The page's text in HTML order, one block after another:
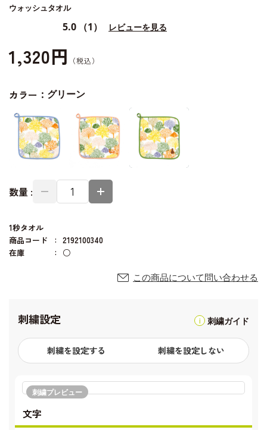
ウォッシュタオル
5.0 （1） レビューを見る
1,320円
カラー： グリーン
数量 :
1秒タオル
商品コード
2192100340
在庫
○
この商品について問い合わせる
刺繍設定 刺繍ガイド
刺繍を設定する 刺繍を設定しない
刺繍プレビュー
文字